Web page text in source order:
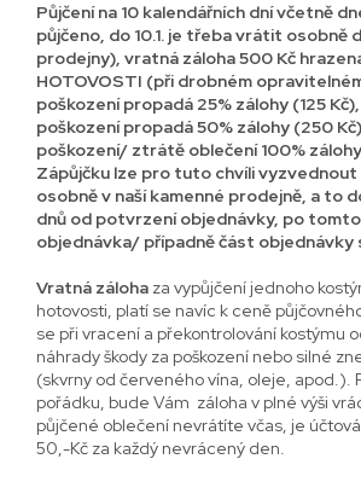
Půjčení na 10 kalendářních dní včetně
půjčeno, do 10.1. je třeba vrátit osobně
prodejny), vratná záloha 500 Kč
HOTOVOSTI (při drobném
poškození propadá 25% zálohy (125
poškození propadá 50% zálohy (250
poškození/ ztrátě oblečení 100%
Zápůjčku lze pro tuto chvíli
osobně v naší kamenné prodejně, a to
dnů od potvrzení objednávky, po
objednávka/ případně část objednávky
Vratná záloha za vypůjčení jednoho
hotovosti, platí se navíc k ceně
se při vracení a překontrolování kostýmu
náhrady škody za poškození nebo silné
(skvrny od červeného vína, oleje, apod.).
pořádku, bude Vám záloha v plné výši
půjčené oblečení nevrátíte včas, je
50,-Kč za každý nevrácený den.